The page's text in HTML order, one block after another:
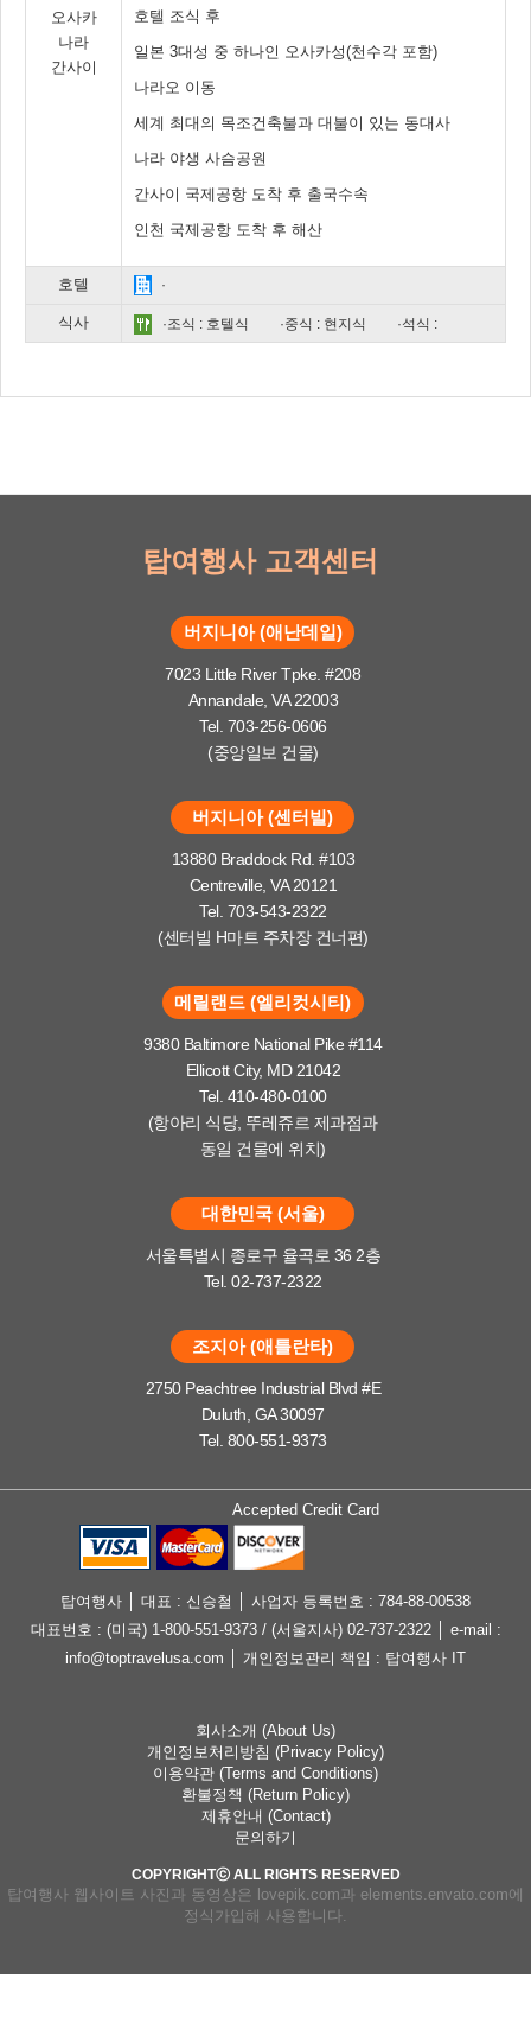
오사카
나라
간사이
호텔 조식 후
일본 3대성 중 하나인 오사카성(천수각 포함)
나라오 이동
세계 최대의 목조건축불과 대불이 있는 동대사
나라 야생 사슴공원
간사이 국제공항 도착 후 출국수속
인천 국제공항 도착 후 해산
호텔 ·
식사 ·조식 : 호텔식 ·중식 : 현지식 ·석식 :
탑여행사 고객센터
버지니아 (애난데일)
7023 Little River Tpke. #208
Annandale, VA 22003
Tel. 703-256-0606
(중앙일보 건물)
버지니아 (센터빌)
13880 Braddock Rd. #103
Centreville, VA 20121
Tel. 703-543-2322
(센터빌 H마트 주차장 건너편)
메릴랜드 (엘리컷시티)
9380 Baltimore National Pike #114
Ellicott City, MD 21042
Tel. 410-480-0100
(항아리 식당, 뚜레쥬르 제과점과
동일 건물에 위치)
대한민국 (서울)
서울특별시 종로구 율곡로 36 2층
Tel. 02-737-2322
조지아 (애틀란타)
2750 Peachtree Industrial Blvd #E
Duluth, GA 30097
Tel. 800-551-9373
Accepted Credit Card
탑여행사 │ 대표 : 신승철 │ 사업자 등록번호 : 784-88-00538
대표번호 : (미국) 1-800-551-9373 / (서울지사) 02-737-2322 │ e-mail :
info@toptravelusa.com │ 개인정보관리 책임 : 탑여행사 IT
회사소개 (About Us)
개인정보처리방침 (Privacy Policy)
이용약관 (Terms and Conditions)
환불정책 (Return Policy)
제휴안내 (Contact)
문의하기
COPYRIGHTⓒ ALL RIGHTS RESERVED
탑여행사 웹사이트 사진과 동영상은 lovepik.com과 elements.envato.com에
정식가입해 사용합니다.